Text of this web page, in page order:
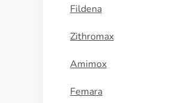
Fildena
Zithromax
Amimox
Femara